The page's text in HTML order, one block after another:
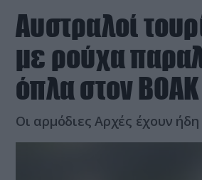
Αυστραλοί
με ρούχα
όπλα στον ΒΟΑΚ
Οι αρμόδιες Αρχές έχουν ήδη